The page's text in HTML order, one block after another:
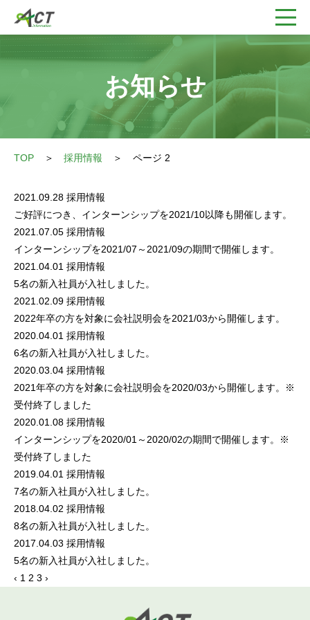
お知らせ
TOP ＞ 採用情報 ＞ ページ 2
2021.09.28 採用情報
ご好評につき、インターンシップを2021/10以降も開催します。
2021.07.05 採用情報
インターンシップを2021/07～2021/09の期間で開催します。
2021.04.01 採用情報
5名の新入社員が入社しました。
2021.02.09 採用情報
2022年卒の方を対象に会社説明会を2021/03から開催します。
2020.04.01 採用情報
6名の新入社員が入社しました。
2020.03.04 採用情報
2021年卒の方を対象に会社説明会を2020/03から開催します。※
受付終了しました
2020.01.08 採用情報
インターンシップを2020/01～2020/02の期間で開催します。※
受付終了しました
2019.04.01 採用情報
7名の新入社員が入社しました。
2018.04.02 採用情報
8名の新入社員が入社しました。
2017.04.03 採用情報
5名の新入社員が入社しました。
‹ 1 2 3 ›